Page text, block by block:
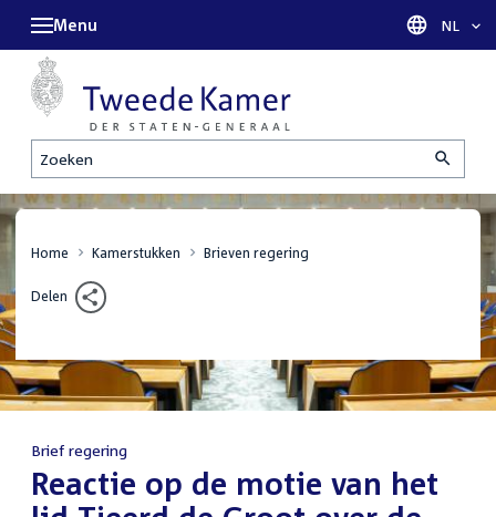
Zoeken
Menu Taal
NL
Home Kamerstukken Brieven regering
Delen
Brief regering
:Reactie op de motie van het